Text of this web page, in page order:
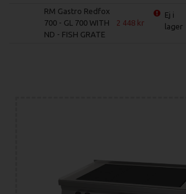
RM Gastro Redfox
700 - GL 700 WITH
ND - FISH GRATE
2 448
Ej i
lager